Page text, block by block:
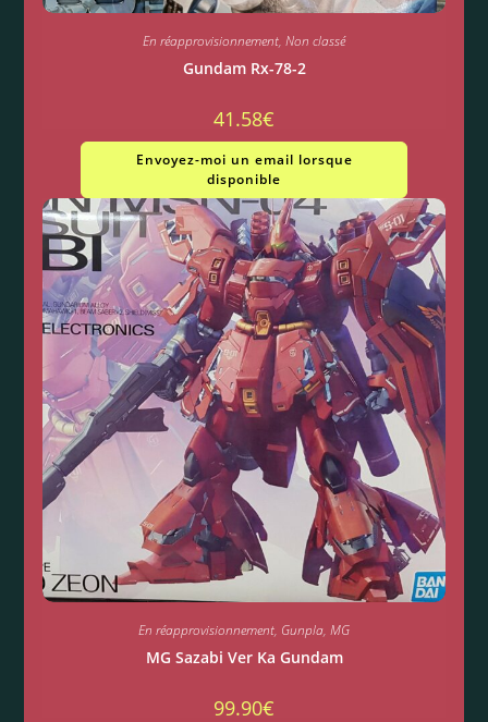
En réapprovisionnement, Non classé
Gundam Rx-78-2
41.58€
Envoyez-moi un email lorsque
disponible
En réapprovisionnement, Gunpla, MG
MG Sazabi Ver Ka Gundam
99.90€